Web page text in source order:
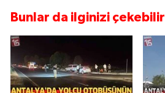
Bunlar da ilginizi çekebilir